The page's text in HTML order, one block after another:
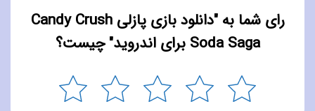
رای شما به "دانلود بازی پازلی Candy Crush
Soda Saga برای اندروید" چیست؟